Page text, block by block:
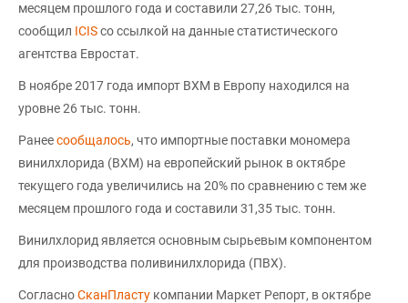
месяцем прошлого года и составили 27,26 тыс. тонн,
сообщил ICISсо ссылкой на данные статистического
агентства Евростат.
В ноябре 2017 года импорт ВХМ в Европу находился на
уровне 26 тыс. тонн.
Ранеесообщалось, что импортные поставки мономера
винилхлорида (ВХМ) на европейский рынок в октябре
текущего года увеличились на 20% по сравнению с тем же
месяцем прошлого года и составили 31,35 тыс. тонн.
Винилхлорид является основным сырьевым компонентом
для производства поливинилхлорида (ПВХ).
СогласноСканПласту компании Маркет Репорт, в октябре